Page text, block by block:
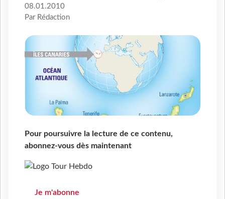
08.01.2010
Par Rédaction
Pour poursuivre la lecture de ce contenu,
abonnez-vous dès maintenant
Je m'abonne